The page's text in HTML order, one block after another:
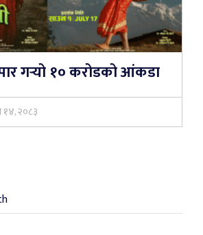
गर्‍यो १० करोडको आंकडा
१४, २०८३